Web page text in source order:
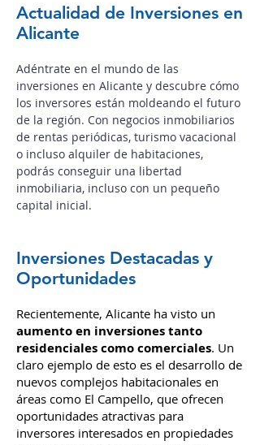
Alicante
Adéntrate en el mundo de las
inversiones en Alicante y descubre cómo
los inversores están moldeando el futuro
de la región.Con negocios inmobiliarios
de rentas periódicas, turismo vacacional
o incluso alquiler de habitaciones,
podrás conseguir una libertad
Oportunidades
Recientemente, Alicante ha visto un
aumento en inversiones tanto
residenciales como comerciales. Un
claro ejemplo de esto es el desarrollo de
nuevos complejos habitacionales en
áreas como El Campello, que ofrecen